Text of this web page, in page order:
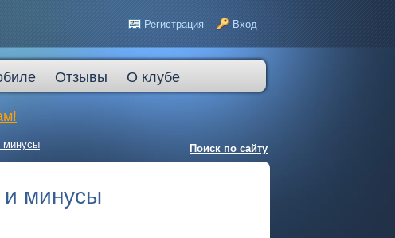
Регистрация Вход
Отзывы
О клубе
минусы Поиск по сайту
и минусы